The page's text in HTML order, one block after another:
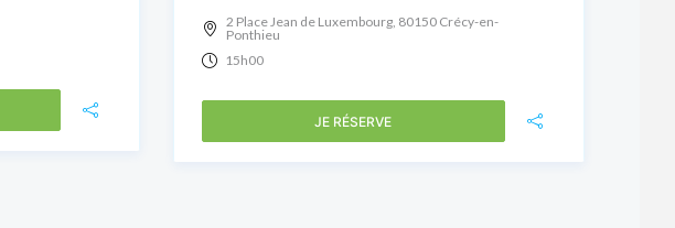
2 Place Jean de Luxembourg, 80150 Crécy-en-
Ponthieu
15h00
JE RÉSERVE